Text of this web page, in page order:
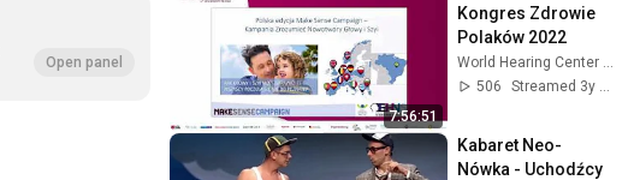
Open panel
7:56:51
Kongres Zdrowie
Polaków 2022
World Hearing Center / Światowe Centrum Słuchu
506
Streamed 3y ago
Kabaret Neo-
Nówka - Uchodźcy